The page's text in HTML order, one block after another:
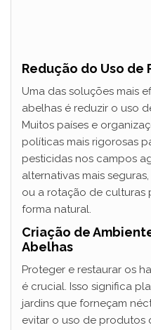
Redução do Uso de
Uma das soluções mais
abelhas é reduzir o uso
Muitos países e
políticas mais rigorosas
pesticidas nos campos
alternativas mais
ou a rotação de culturas
forma natural.
Criação de
Abelhas
Proteger e restaurar os
é crucial. Isso significa
jardins que forneçam
evitar o uso de produtos